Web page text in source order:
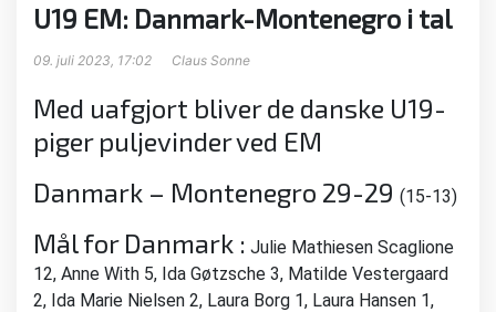
U19 EM: Danmark-Montenegro i tal
09. juli 2023, 17:02 Claus Sonne
Med uafgjort bliver de danske U19-
piger puljevinder ved EM
Danmark – Montenegro 29-29 (15-13)
Mål for Danmark : Julie Mathiesen Scaglione
12, Anne With 5, Ida Gøtzsche 3, Matilde Vestergaard
2, Ida Marie Nielsen 2, Laura Borg 1, Laura Hansen 1,